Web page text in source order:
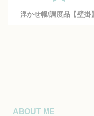
浮かせ幅/調度品【壁掛】
ABOUT ME